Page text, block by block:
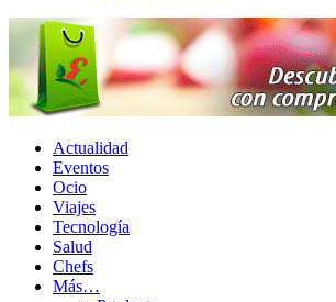
Actualidad
Eventos
Ocio
Viajes
Tecnología
Salud
Chefs
Más…